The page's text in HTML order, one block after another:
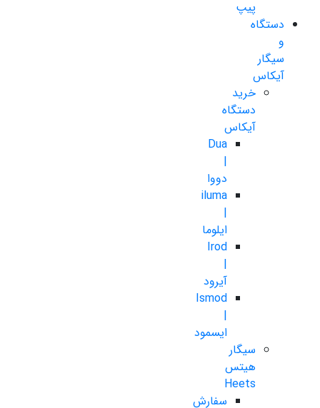
پیپ
دستگاه
و
سیگار
آیکاس
خرید
دستگاه
آیکاس
Dua
|
دووا
iluma
|
ایلوما
Irod
|
آیرود
Ismod
|
ایسمود
سیگار
هیتس
Heets
سفارش